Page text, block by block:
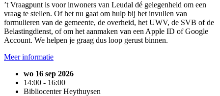
’t Vraagpunt is voor inwoners van Leudal dé gelegenheid om een
vraag te stellen. Of het nu gaat om hulp bij het invullen van
formulieren van de gemeente, de overheid, het UWV, de SVB of de
Belastingdienst, of om het aanmaken van een Apple ID of Google
Account. We helpen je graag dus loop gerust binnen.
Meer informatie
wo 16 sep 2026
14:00 - 16:00
Bibliocenter Heythuysen